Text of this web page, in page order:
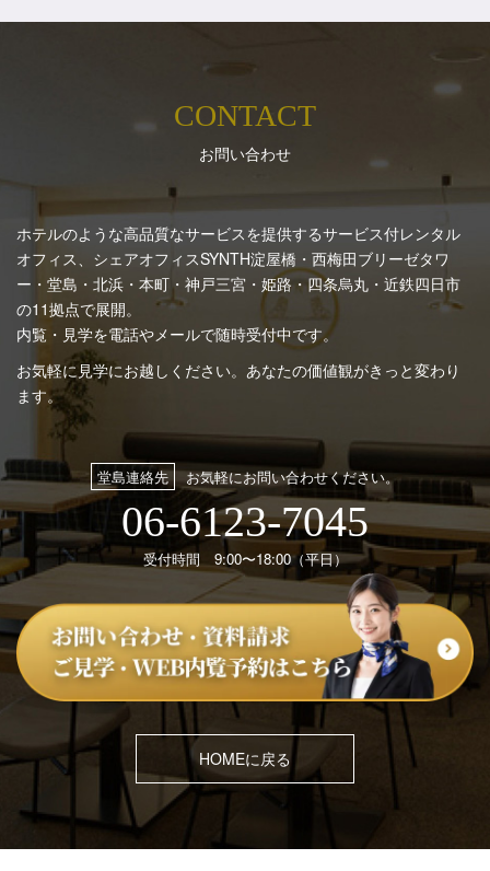
CONTACT
お問い合わせ
ホテルのような高品質なサービスを提供するサービス付レンタル
オフィス、シェアオフィスSYNTH淀屋橋・西梅田ブリーゼタワ
ー・堂島・北浜・本町・神戸三宮・姫路・四条烏丸・近鉄四日市
の11拠点で展開。
内覧・見学を電話やメールで随時受付中です。
お気軽に見学にお越しください。あなたの価値観がきっと変わり
ます。
堂島連絡先 お気軽にお問い合わせください。
06-6123-7045
受付時間 9:00〜18:00（平日）
HOMEに戻る